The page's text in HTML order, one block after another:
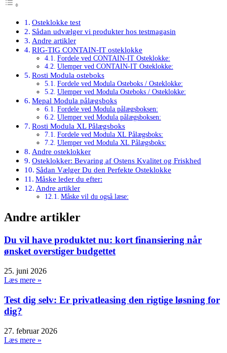
Osteklokke test
Sådan udvælger vi produkter hos testmagasin
Andre artikler
RIG-TIG CONTAIN-IT osteklokke
Fordele ved CONTAIN-IT Osteklokke:
Ulemper ved CONTAIN-IT Osteklokke:
Rosti Modula osteboks
Fordele ved Modula Osteboks / Osteklokke:
Ulemper ved Modula Osteboks / Osteklokke:
Mepal Modula pålægsboks
Fordele ved Modula pålægsboksen:
Ulemper ved Modula pålægsboksen:
Rosti Modula XL Pålægsboks
Fordele ved Modula XL Pålægsboks:
Ulemper ved Modula XL Pålægsboks:
Andre osteklokker
Osteklokker: Bevaring af Ostens Kvalitet og Friskhed
Sådan Vælger Du den Perfekte Osteklokke
Måske leder du efter:
Andre artikler
Måske vil du også læse:
Andre artikler
Du vil have produktet nu: kort finansiering når
ønsket overstiger budgettet
25. juni 2026
Læs mere »
Test dig selv: Er privatleasing den rigtige løsning for
dig?
27. februar 2026
Læs mere »